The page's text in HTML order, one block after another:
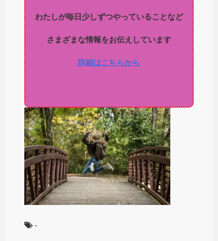
わたしが毎日少しずつやっていることなど
さまざまな情報をお伝えしています
詳細はこちらから
-